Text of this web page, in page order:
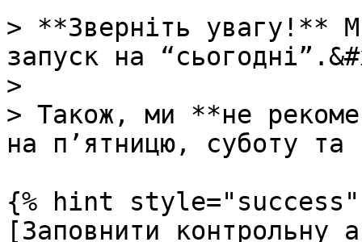
> **Зверніть увагу!**
запуск на
>
> Також, ми **не
на п’ятницю, суботу та
{% hint style="success"
[Заповнити контрольну